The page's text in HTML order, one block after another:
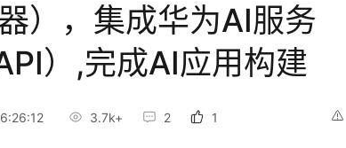
），集成华为AI服务
）,完成AI应用构建
3.7k+ 2 1